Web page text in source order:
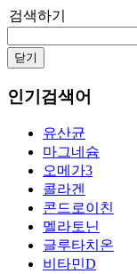
검색하기
닫기
인기검색어
유산균
마그네슘
오메가3
콜라겐
콘드로이친
멜라토닌
글루타치온
비타민D